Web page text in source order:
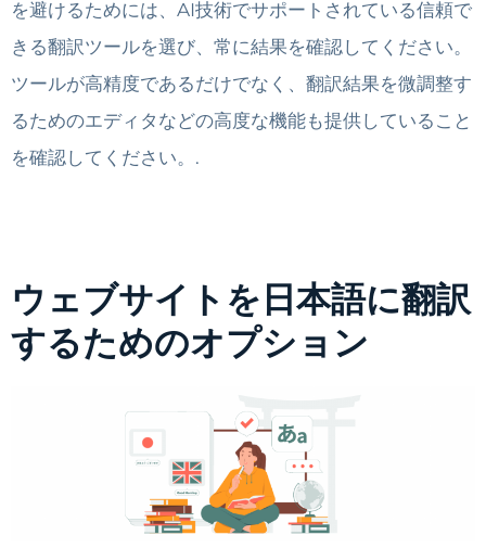
を避けるためには、AI技術でサポートされている信頼で
きる翻訳ツールを選び、常に結果を確認してください。
ツールが高精度であるだけでなく、翻訳結果を微調整す
るためのエディタなどの高度な機能も提供していること
を確認してください。.
ウェブサイトを日本語に翻訳
するためのオプション